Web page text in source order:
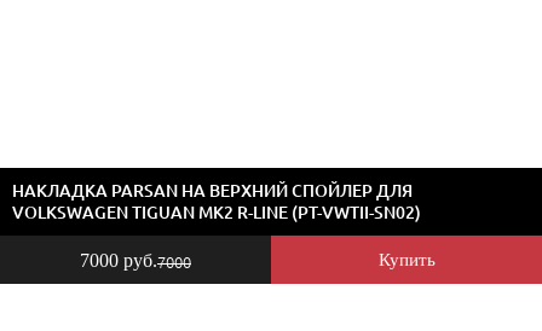
7000 руб.7000 Купить
НАКЛАДКА PARSAN НА ВЕРХНИЙ СПОЙЛЕР ДЛЯ
VOLKSWAGEN TIGUAN MK2 R-LINE (PT-VWTII-SN02)